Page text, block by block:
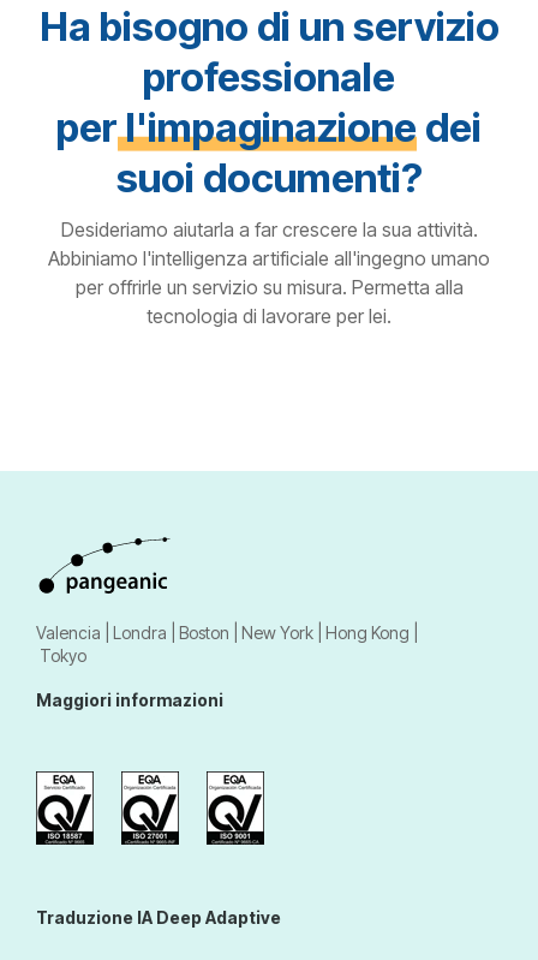
Ha bisogno di un servizio
professionale
perl'impaginazione dei
suoi documenti?
Desideriamo aiutarla a far crescere la sua attività.
Abbiniamo l'intelligenza artificiale all'ingegno umano
per offrirle un servizio su misura. Permetta alla
tecnologia di lavorare per lei.
Valencia | Londra | Boston | New York | Hong Kong |
Tokyo
Maggiori informazioni
Traduzione IA Deep Adaptive